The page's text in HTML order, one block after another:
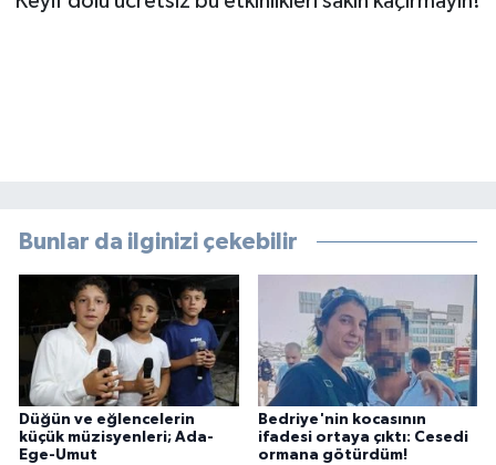
Bunlar da ilginizi çekebilir
Düğün ve eğlencelerin
küçük müzisyenleri; Ada-
Ege-Umut
Bedriye'nin kocasının
ifadesi ortaya çıktı: Cesedi
ormana götürdüm!